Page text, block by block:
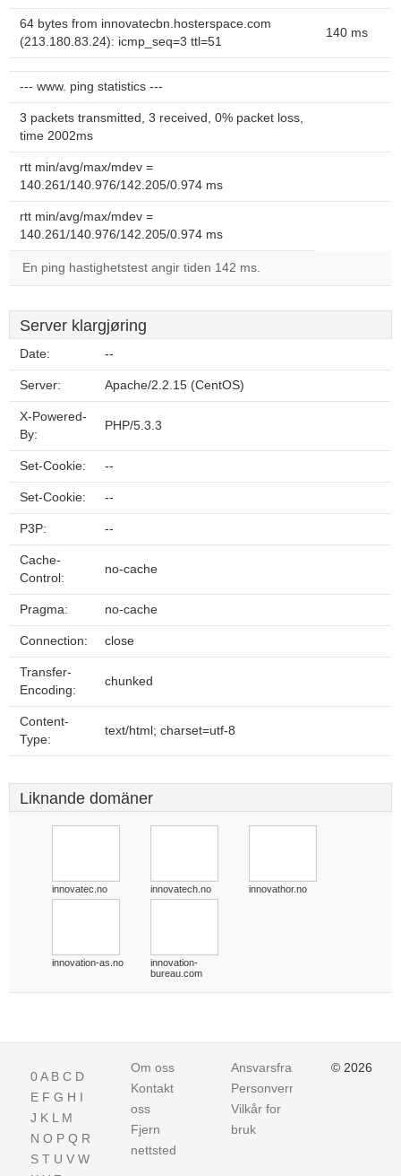
64 bytes from innovatecbn.hosterspace.com
(213.180.83.24): icmp_seq=3 ttl=51
140 ms
--- www. ping statistics ---
3 packets transmitted, 3 received, 0% packet loss,
time 2002ms
rtt min/avg/max/mdev =
140.261/140.976/142.205/0.974 ms
rtt min/avg/max/mdev =
140.261/140.976/142.205/0.974 ms
En ping hastighetstest angir tiden 142 ms.
Server klargjøring
Date: --
Server: Apache/2.2.15 (CentOS)
X-Powered-
By:
PHP/5.3.3
Set-Cookie: --
Set-Cookie: --
P3P: --
Cache-
Control:
no-cache
Pragma: no-cache
Connection: close
Transfer-
Encoding:
chunked
Content-
Type:
text/html; charset=utf-8
Liknande domäner
innovatec.no innovatech.no innovathor.no
innovation-as.no
innovation-
bureau.com
0A B C D
E F G H I
J K L M
N O P Q R
S T U V W
Om oss
Kontakt
oss
Fjern
nettsted
Ansvarsfraskrivelse
Personvern
Vilkår for
bruk
© 2026